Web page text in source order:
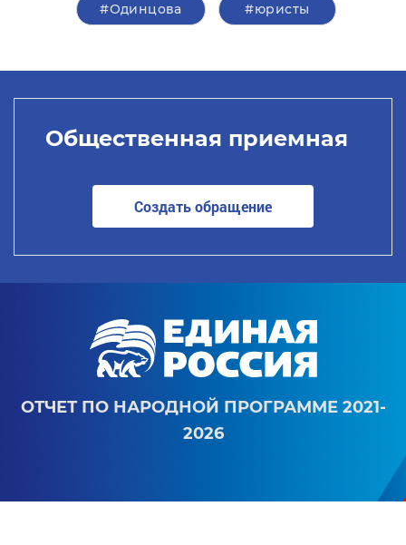
#Одинцова #юристы
Общественная приемная
Создать обращение
ОТЧЕТ ПО НАРОДНОЙ ПРОГРАММЕ 2021-
2026